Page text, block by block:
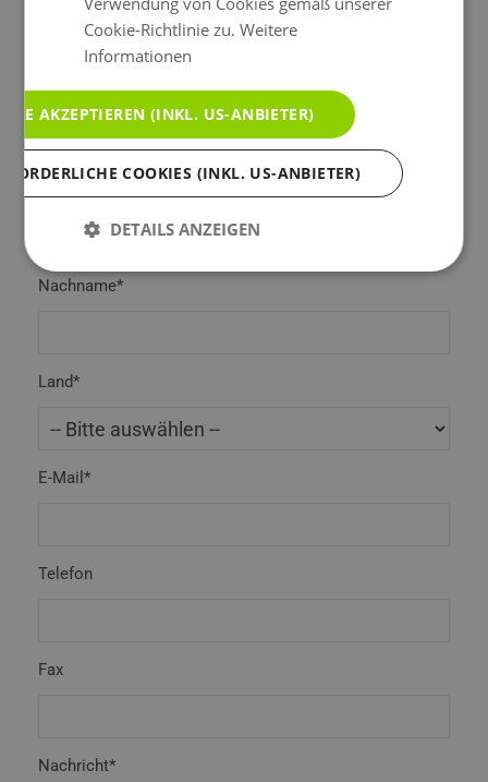
Titel
Nachname*
Land*
E-Mail*
Telefon
Fax
Nachricht*
Cookie-Richtlinie zu.Weitere
Informationen
AKZEPTIEREN (INKL. US-ANBIETER)
COOKIES (INKL. US-ANBIETER)
DETAILS ANZEIGEN